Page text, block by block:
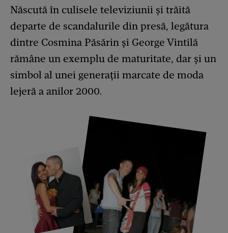
Născută în culisele televiziunii și trăită
departe de scandalurile din presă, legătura
dintre Cosmina Păsărin și George Vintilă
rămâne un exemplu de maturitate, dar și un
simbol al unei generații marcate de moda
lejeră a anilor 2000.